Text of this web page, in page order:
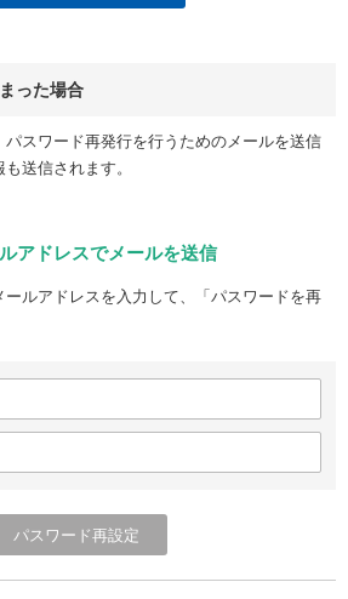
った場合
スワード再発行を行うためのメールを送信
送信されます。
アドレスでメールを送信
ルアドレスを入力して、「パスワードを再